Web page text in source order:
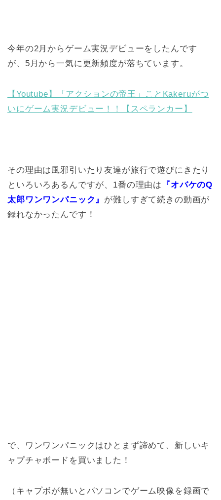
今年の2月からゲーム実況デビューをしたんです
が、5月から一気に更新頻度が落ちています。
【Youtube】「アクションの帝王」ことKakeruがつ
いにゲーム実況デビュー！！【スペランカー】
その理由は風邪引いたり友達が旅行で遊びにきたり
といろいろあるんですが、1番の理由は
『オバケのQ
太郎ワンワンパニック』 が難しすぎて続きの動画が
録れなかったんです！
で、ワンワンパニックはひとまず諦めて、新しいキ
ャプチャボードを買いました！
（キャプボが無いとパソコンでゲーム映像を録画で